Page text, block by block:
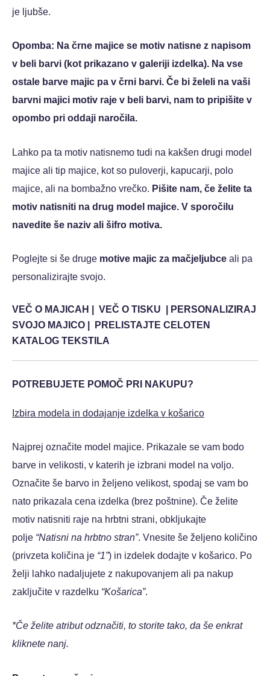
je ljubše.
Opomba: Na črne majice se motiv natisne z napisom
v beli barvi (kot prikazano v galeriji izdelka). Na vse
ostale barve majic pa v črni barvi. Če bi želeli na vaši
barvni majici motiv raje v beli barvi, nam to pripišite v
opombo pri oddaji naročila.
Lahko pa ta motiv natisnemo tudi na kakšen drugi model
majice ali tip majice, kot so puloverji, kapucarji, polo
majice, ali na bombažno vrečko. Pišite nam, če želite ta
motiv natisniti na drug model majice. V sporočilu
navedite še naziv ali šifro motiva.
Poglejte si še druge motive majic za mačjeljubce ali pa
personalizirajte svojo.
VEČ O MAJICAH | VEČ O TISKU | PERSONALIZIRAJ
SVOJO MAJICO | PRELISTAJTE CELOTEN
KATALOG TEKSTILA
POTREBUJETE POMOČ PRI NAKUPU?
Izbira modela in dodajanje izdelka v košarico
Najprej označite model majice. Prikazale se vam bodo
barve in velikosti, v katerih je izbrani model na voljo.
Označite še barvo in željeno velikost, spodaj se vam bo
nato prikazala cena izdelka (brez poštnine). Če želite
motiv natisniti raje na hrbtni strani, obkljukajte
polje “Natisni na hrbtno stran”. Vnesite še željeno količino
(privzeta količina je “1”) in izdelek dodajte v košarico. Po
želji lahko nadaljujete z nakupovanjem ali pa nakup
zaključite v razdelku “Košarica”.
*Če želite atribut odznačiti, to storite tako, da še enkrat
kliknete nanj.